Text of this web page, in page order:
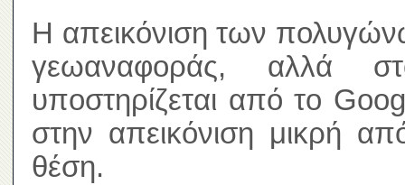
Η απεικόνιση των
γεωαναφοράς, αλλά
υποστηρίζεται από το
στην απεικόνιση μικρή
θέση.